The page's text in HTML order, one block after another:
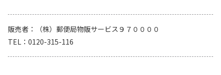
販売者
（株）郵便局物販サービス９７００００
TEL
0120-315-116